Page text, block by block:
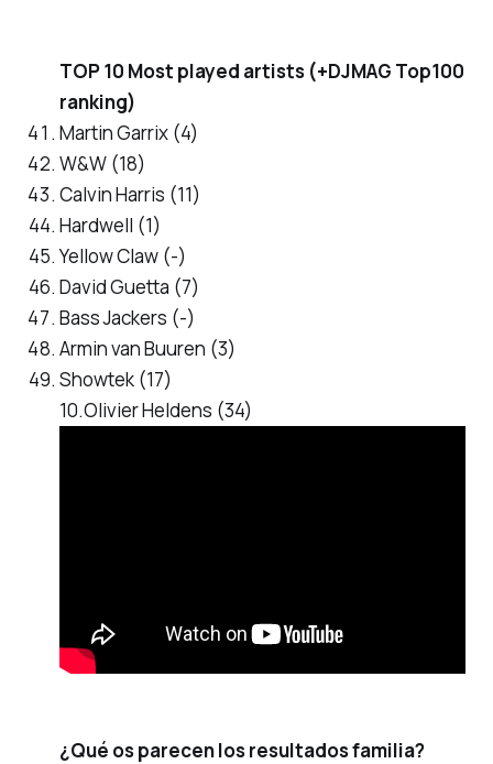
TOP 10 Most played artists (+DJMAG Top100
ranking)
Martin Garrix (4)
W&W (18)
Calvin Harris (11)
Hardwell (1)
Yellow Claw (-)
David Guetta (7)
Bass Jackers (-)
Armin van Buuren (3)
Showtek (17)
10.Olivier Heldens (34)
¿Qué os parecen los resultadosfamilia?